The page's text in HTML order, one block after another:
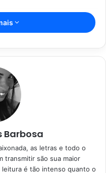
jovem pastora perto
Polícia fecha fábrica
milho
Barbosa
as letras e todo o
transmitir são sua maior
leitura é tão intenso quanto o